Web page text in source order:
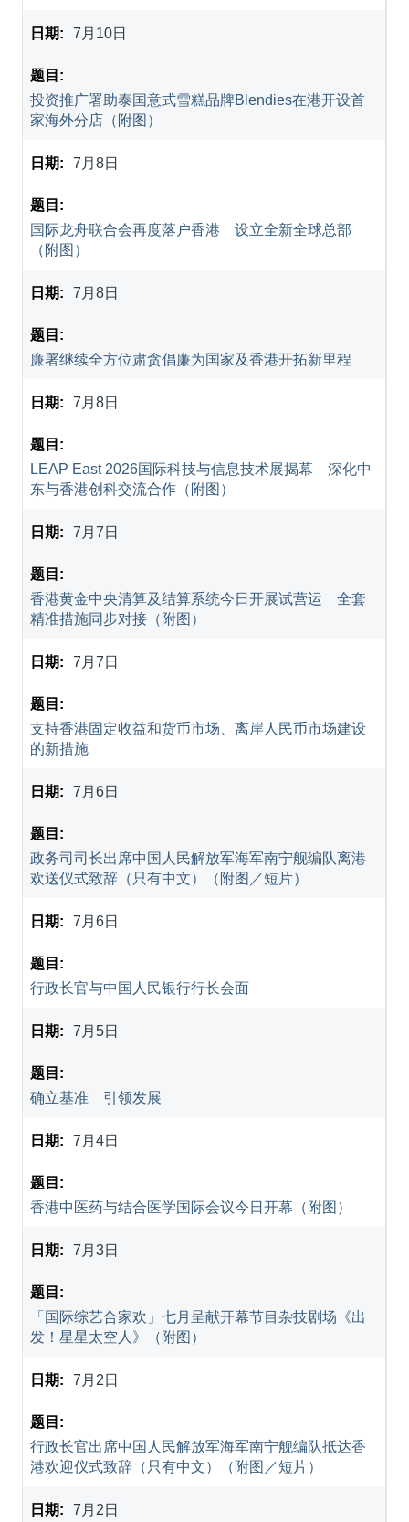
7月10日
投资推广署助泰国意式雪糕品牌Blendies在港开设首
家海外分店（附图）
7月8日
国际龙舟联合会再度落户香港 设立全新全球总部
（附图）
7月8日
廉署继续全方位肃贪倡廉为国家及香港开拓新里程
7月8日
LEAP East 2026国际科技与信息技术展揭幕 深化中
东与香港创科交流合作（附图）
7月7日
香港黄金中央清算及结算系统今日开展试营运 全套
精准措施同步对接（附图）
7月7日
支持香港固定收益和货币市场、离岸人民币市场建设
的新措施
7月6日
政务司司长出席中国人民解放军海军南宁舰编队离港
欢送仪式致辞（只有中文）（附图／短片）
7月6日
行政长官与中国人民银行行长会面
7月5日
确立基准 引领发展
7月4日
香港中医药与结合医学国际会议今日开幕（附图）
7月3日
「国际综艺合家欢」七月呈献开幕节目杂技剧场《出
发！星星太空人》（附图）
7月2日
行政长官出席中国人民解放军海军南宁舰编队抵达香
港欢迎仪式致辞（只有中文）（附图／短片）
7月2日